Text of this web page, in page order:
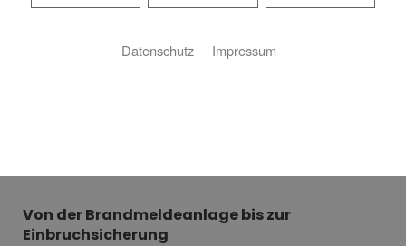
Sie wünschen sich mehr Sicherheit für Ihr Zuhause oder
Von der Brandmeldeanlage bis zur
Einbruchsicherung
Datenschutz Impressum